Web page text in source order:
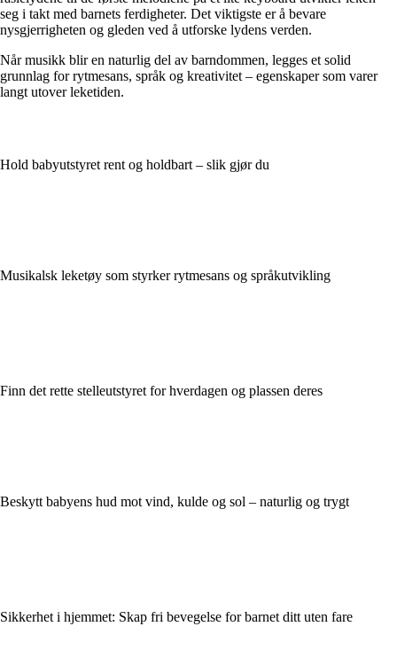
seg i takt med barnets ferdigheter. Det viktigste er å bevare
nysgjerrigheten og gleden ved å utforske lydens verden.
Når musikk blir en naturlig del av barndommen, legges et solid
grunnlag for rytmesans, språk og kreativitet – egenskaper som varer
langt utover leketiden.
Hold babyutstyret rent og holdbart – slik gjør du
Musikalsk leketøy som styrker rytmesans og språkutvikling
Finn det rette stelleutstyret for hverdagen og plassen deres
Beskytt babyens hud mot vind, kulde og sol – naturlig og trygt
Sikkerhet i hjemmet: Skap fri bevegelse for barnet ditt uten fare